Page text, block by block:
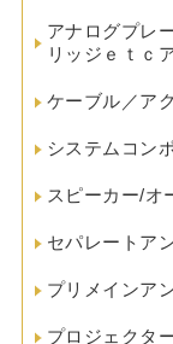
アナログプレ
リッジｅｔｃ
ケーブル／ア
システムコン
スピーカー/オ
セパレートア
プリメインア
プロジェクタ